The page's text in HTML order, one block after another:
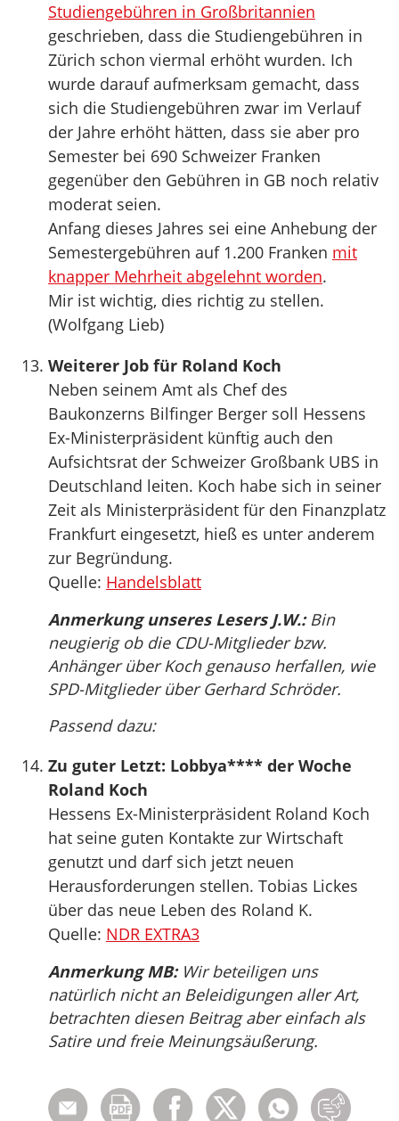
Studiengebühren in Großbritannien
geschrieben, dass die Studiengebühren in
Zürich schon viermal erhöht wurden. Ich
wurde darauf aufmerksam gemacht, dass
sich die Studiengebühren zwar im Verlauf
der Jahre erhöht hätten, dass sie aber pro
Semester bei 690 Schweizer Franken
gegenüber den Gebühren in GB noch relativ
moderat seien.
Anfang dieses Jahres sei eine Anhebung der
Semestergebühren auf 1.200 Franken mit
knapper Mehrheit abgelehnt worden.
Mir ist wichtig, dies richtig zu stellen.
(Wolfgang Lieb)
Weiterer Job für Roland Koch
Neben seinem Amt als Chef des
Baukonzerns Bilfinger Berger soll Hessens
Ex-Ministerpräsident künftig auch den
Aufsichtsrat der Schweizer Großbank UBS in
Deutschland leiten. Koch habe sich in seiner
Zeit als Ministerpräsident für den Finanzplatz
Frankfurt eingesetzt, hieß es unter anderem
zur Begründung.
Quelle: Handelsblatt
Anmerkung unseres Lesers J.W.:Bin
neugierig ob die CDU-Mitglieder bzw.
Anhänger über Koch genauso herfallen, wie
SPD-Mitglieder über Gerhard Schröder.
Passend dazu:
Zu guter Letzt: Lobbya**** der Woche
Roland Koch
Hessens Ex-Ministerpräsident Roland Koch
hat seine guten Kontakte zur Wirtschaft
genutzt und darf sich jetzt neuen
Herausforderungen stellen. Tobias Lickes
über das neue Leben des Roland K.
Quelle: NDR EXTRA3
Anmerkung MB:Wir beteiligen uns
natürlich nicht an Beleidigungen aller Art,
betrachten diesen Beitrag aber einfach als
Satire und freie Meinungsäußerung.